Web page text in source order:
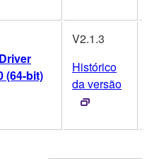
(64-bit)
V2.1.3
Histórico
da versão